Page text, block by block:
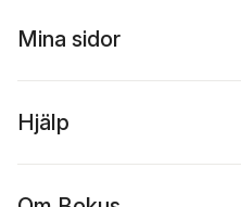
Mina sidor
Hjälp